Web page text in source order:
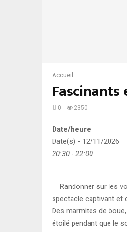
Accueil
0 2350
Date/heure
Date(s) - 12/11/2026
20:30 - 22:00
Randonner sur les
spectacle captivant et
Des marmites de
étoilé pendant que le